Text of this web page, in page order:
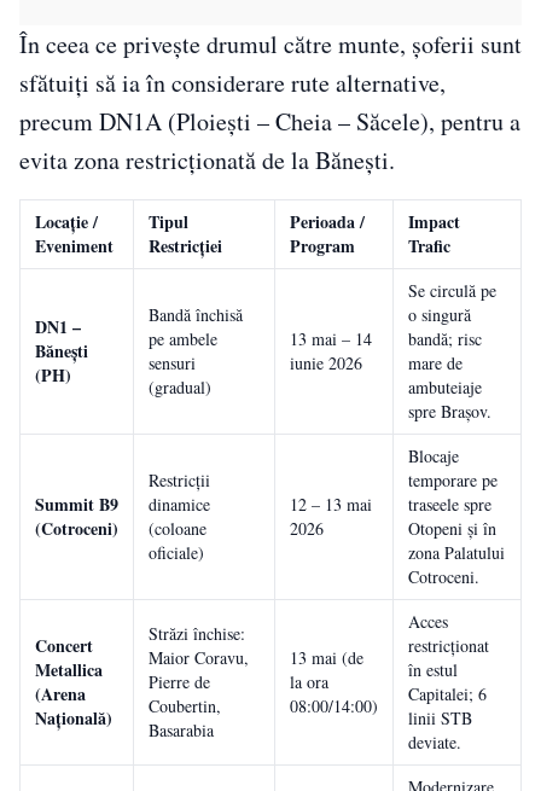
În ceea ce privește drumul către munte, șoferii sunt
sfătuiți să ia în considerare rute alternative,
precum DN1A (Ploiești – Cheia – Săcele), pentru a
evita zona restricționată de la Bănești.
Locație /
Eveniment
Tipul
Restricției
Perioada /
Program
Impact
Trafic
DN1 –
Bănești
(PH)
Bandă închisă
pe ambele
sensuri
(gradual)
13 mai – 14
iunie 2026
Se circulă pe
o singură
bandă; risc
mare de
ambuteiaje
spre Brașov.
Summit B9
(Cotroceni)
Restricții
dinamice
(coloane
oficiale)
12 – 13 mai
2026
Blocaje
temporare pe
traseele spre
Otopeni și în
zona Palatului
Cotroceni.
Concert
Metallica
(Arena
Națională)
Străzi închise:
Maior Coravu,
Pierre de
Coubertin,
Basarabia
13 mai (de
la ora
08:00/14:00)
Acces
restricționat
în estul
Capitalei; 6
linii STB
deviate.